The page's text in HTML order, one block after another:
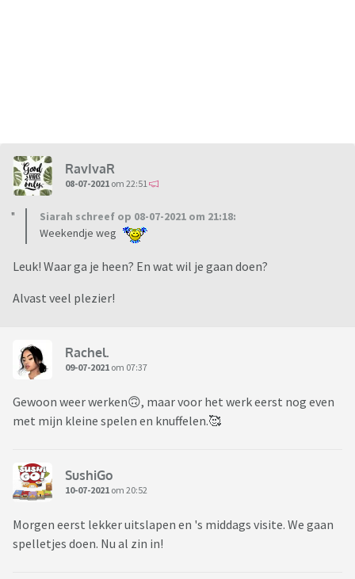
RavIvaR
08-07-2021 om 22:51
Siarah schreef op 08-07-2021 om 21:18:
Weekendje weg
Leuk! Waar ga je heen? En wat wil je gaan doen?
Alvast veel plezier!
Rachel.
09-07-2021 om 07:37
Gewoon weer werken🙃, maar voor het werk eerst nog even
met mijn kleine spelen en knuffelen.🥰
SushiGo
10-07-2021 om 20:52
Morgen eerst lekker uitslapen en 's middags visite. We gaan
spelletjes doen. Nu al zin in!